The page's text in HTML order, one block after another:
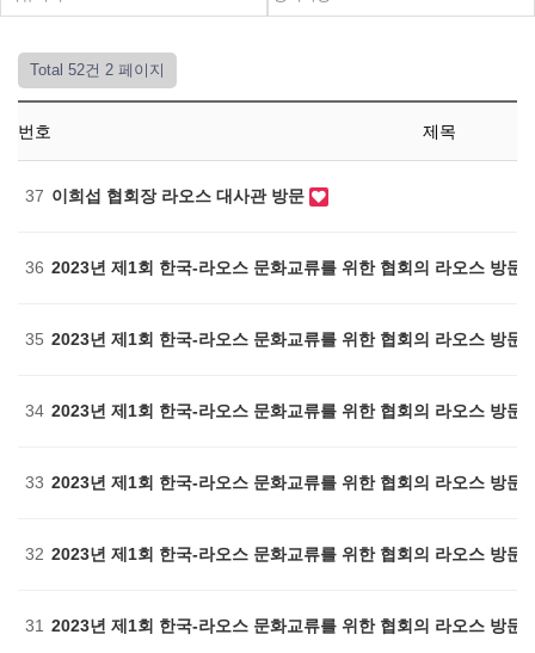
Total 52건 2 페이지
번호 제목
37 이희섭 협회장 라오스 대사관 방문
36 2023년 제1회 한국-라오스 문화교류를 위한 협회의 라오스 방
35 2023년 제1회 한국-라오스 문화교류를 위한 협회의 라오스 방
34 2023년 제1회 한국-라오스 문화교류를 위한 협회의 라오스 방
33 2023년 제1회 한국-라오스 문화교류를 위한 협회의 라오스 방
32 2023년 제1회 한국-라오스 문화교류를 위한 협회의 라오스 방
31 2023년 제1회 한국-라오스 문화교류를 위한 협회의 라오스 방